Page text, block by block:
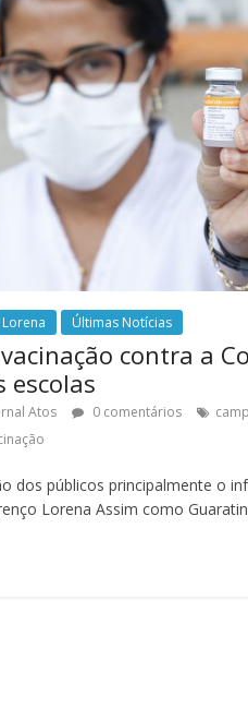
Lorena Últimas Notícias
contra a
escolas
Atos 0 comentários
dos públicos principalmente o
Lorena Assim como